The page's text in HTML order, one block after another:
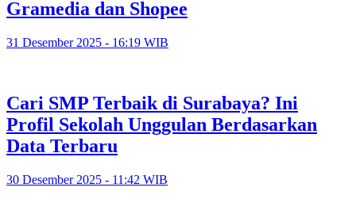
Gramedia dan Shopee
31 Desember 2025 - 16:19 WIB
Cari SMP Terbaik di Surabaya? Ini
Profil Sekolah Unggulan Berdasarkan
Data Terbaru
30 Desember 2025 - 11:42 WIB